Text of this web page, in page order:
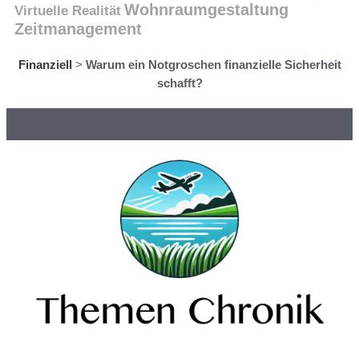
Virtuelle Realität Wohnraumgestaltung
Zeitmanagement
Finanziell > Warum ein Notgroschen finanzielle Sicherheit
schafft?